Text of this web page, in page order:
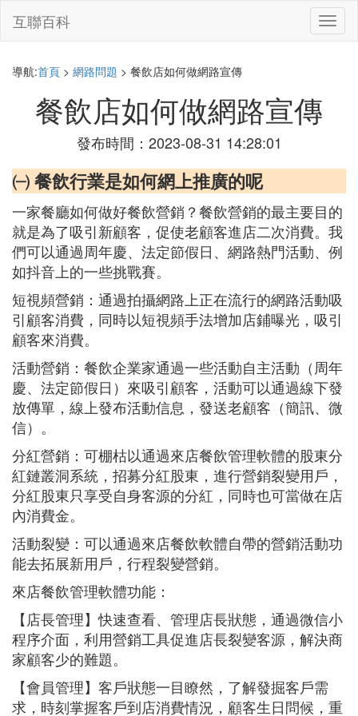
切
換
互聯百科
導航:首頁 > 網路問題 > 餐飲店如何做網路宣傳
餐飲店如何做網路宣傳
發布時間：2023-08-31 14:28:01
㈠ 餐飲行業是如何網上推廣的呢
一家餐廳如何做好餐飲營銷？餐飲營銷的最主要目的
就是為了吸引新顧客，促使老顧客進店二次消費。我
們可以通過周年慶、法定節假日、網路熱門活動、例
如抖音上的一些挑戰賽。
短視頻營銷：通過拍攝網路上正在流行的網路活動吸
引顧客消費，同時以短視頻手法增加店鋪曝光，吸引
顧客來消費。
活動營銷：餐飲企業家通過一些活動自主活動（周年
慶、法定節假日）來吸引顧客，活動可以通過線下發
放傳單，線上發布活動信息，發送老顧客（簡訊、微
信）。
分紅營銷：可棚枯以通過來店餐飲管理軟體的股東分
紅鏈叢洞系統，招募分紅股東，進行營銷裂變用戶，
分紅股東只享受自身客源的分紅，同時也可當做在店
內消費金。
活動裂變：可以通過來店餐飲軟體自帶的營銷活動功
能去拓展新用戶，行程裂變營銷。
來店餐飲管理軟體功能：
【店長管理】快速查看、管理店長狀態，通過微信小
程序介面，利用營銷工具促進店長裂變客源，解決商
家顧客少的難題。
【會員管理】客戶狀態一目瞭然，了解發掘客戶需
求，時刻掌握客戶到店消費情況，顧客生日問候，重